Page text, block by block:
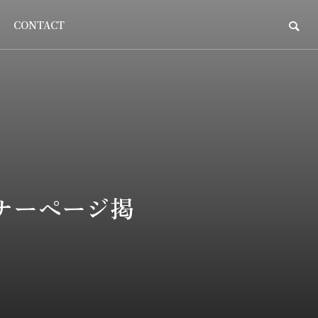
CONTACT
ーページ掲